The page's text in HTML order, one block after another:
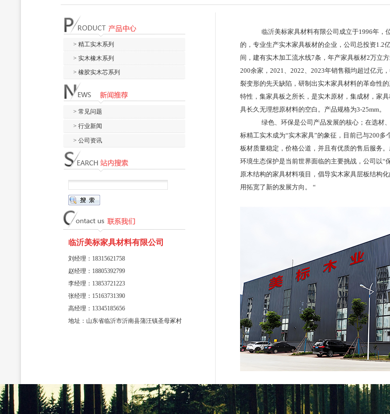
临沂美标家具材料有限公司 成立于1996年，
的，专业生产实木家具板材的企业 ，公司总投资1.2
间，建有实木加工流水线7条，年产家具板材2万立
200余家，2021、2022、2023年销售额均超过亿元，
裂变形的先天缺陷，研制出实木家具材料的革命性的
特性，集家具板之所长，是实木原材，集成材，家
具长久无理想原材料的空白。产品规格为3-25mm。
绿色、环保是公司产品发展的核心；在选材
标精工实木成为“实木家具”的象征，目前已与200多
板材质量稳定，价格公道，并且有优质的售后服务
环境生态保护是当前世界面临的主要挑战，公司以“
原木结构的家具材料项目，倡导实木家具层板结构
用拓宽了新的发展方向。
“
> 精工实木系列
> 实木橡木系列
> 橡胶实木芯系列
> 常见问题
> 行业新闻
> 公司资讯
临沂美标家具材料有限公司
刘经理：18315621758
赵经理：18805392799
李经理：13853721223
张经理：15163731390
高经理：13345185656
地址：山东省临沂市沂南县蒲汪镇圣母冢村